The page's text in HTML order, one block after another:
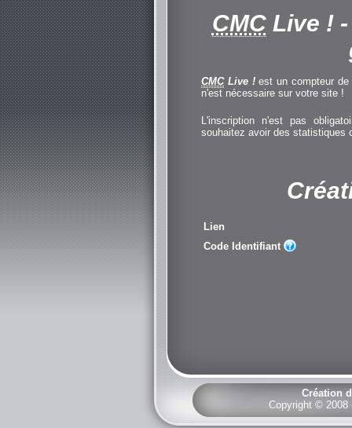
CMCLive !-
CMCLive !est un compteur de
n'est nécessaire sur votre site !
L'inscription n'est pas
souhaitez avoir des statistiques
Lien
Code Identifiant
Création
Copyright © 2008